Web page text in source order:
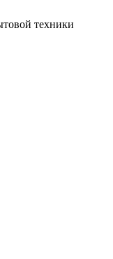
техники